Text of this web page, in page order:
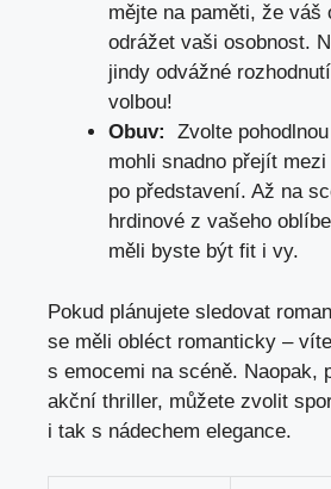
mějte na paměti, že váš
odrážet ⁤vaši osobnost.
jindy odvážné
volbou!
Obuv:
Zvolte
mohli snadno ⁢přejít
po představení.⁢ Až​ na
hrdinové ⁣z vašeho⁣
měli byste být fit i vy.
Pokud⁤ plánujete sledovat
se měli ​obléct romanticky –
⁢s emocemi na scéně. Naopak,⁣
akční thriller, můžete zvolit
i tak s nádechem​ elegance.